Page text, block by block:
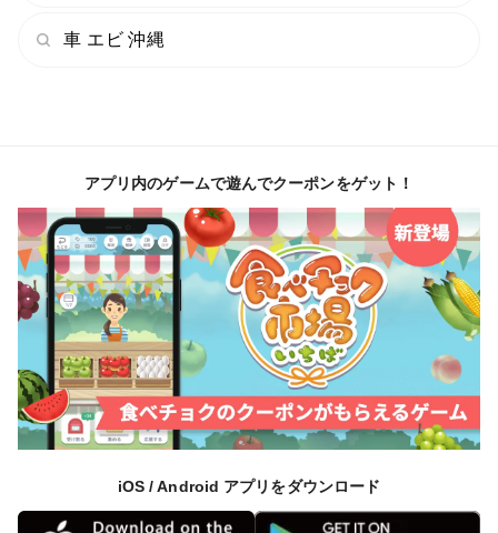
空気が入らないように密閉して下さい。）
寒冷地（北海道、青森、北陸地方、東北地方など）は、
車海老が到着した際に凍結してしまう恐れがあります。
品質には問題ございません
必ず加熱調理してお召し上がり下さい。
【お召し上がり方法（良くお読み下さい）】
になりますので調理し易くなります。
冷凍保存されている場合、約1,2分間、氷水にて解凍し
車 エビ 沖縄
アプリ内のゲームで遊んでクーポンをゲット！
iOS / Android アプリをダウンロード